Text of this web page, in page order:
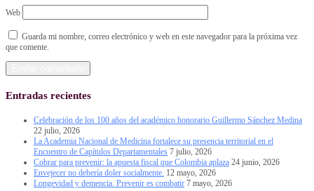
Web
Guarda mi nombre, correo electrónico y web en este navegador para la próxima vez
que comente.
Entradas recientes
Celebración de los 100 años del académico honorario Guillermo Sánchez Medina
22 julio, 2026
La Academia Nacional de Medicina fortalece su presencia territorial en el
Encuentro de Capítulos Departamentales 7 julio, 2026
Cobrar para prevenir: la apuesta fiscal que Colombia aplaza 24 junio, 2026
Envejecer no debería doler socialmente. 12 mayo, 2026
Longevidad y demencia. Prevenir es combatir 7 mayo, 2026